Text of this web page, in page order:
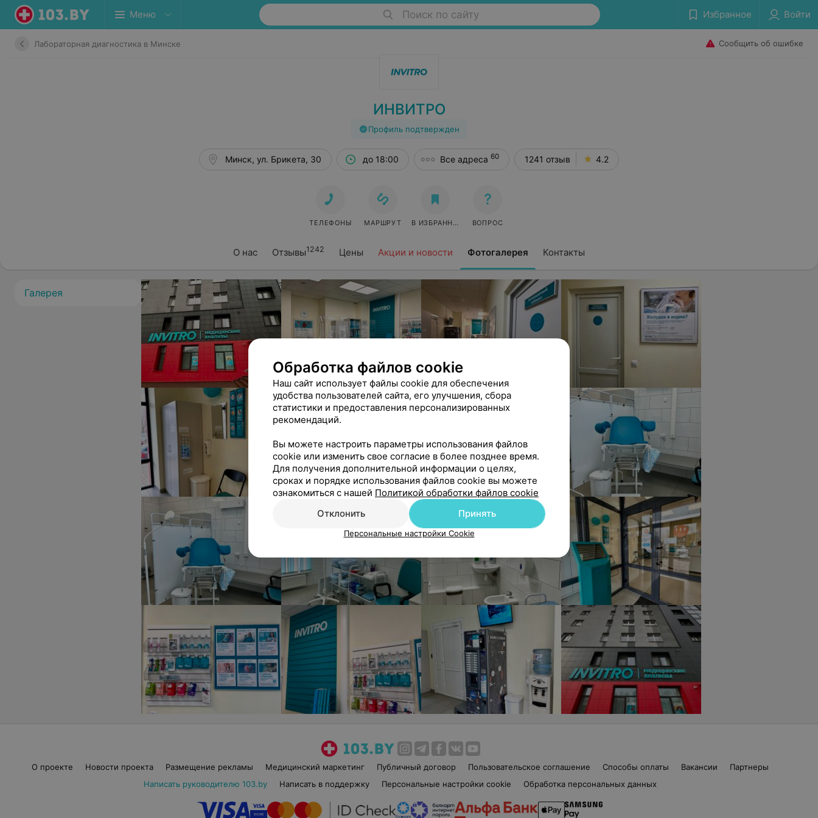
Меню Поиск по сайту Избранное Войти
Лабораторная диагностика в Минске Сообщить об ошибке
ИНВИТРО
Профиль подтвержден
О нас Отзывы1242 Цены Акции и новости Фотогалерея Контакты
Минск, ул. Брикета, 30 до 18:00 Все адреса 60 1241 отзыв 4.2
ТЕЛЕФОНЫ МАРШРУТ В ИЗБРАННОЕ ВОПРОС
Галерея
О проекте Новости проекта Размещение рекламы Медицинский маркетинг Публичный договор Пользовательское соглашение Способы оплаты Вакансии
Партнеры
Написать руководителю 103.by
Написать в поддержку Персональные настройки cookie Обработка персональных данных
Обработка файлов cookie
Наш сайт использует файлы cookie для обеспечения
удобства пользователей сайта, его улучшения, сбора
статистики и предоставления персонализированных
рекомендаций.
Вы можете настроить параметры использования файлов
cookie или изменить свое согласие в более позднее время.
Для получения дополнительной информации о целях,
сроках и порядке использования файлов cookie вы можете
ознакомиться с нашей Политикой обработки файлов cookie
Отклонить
Принять
Персональные настройки Cookie